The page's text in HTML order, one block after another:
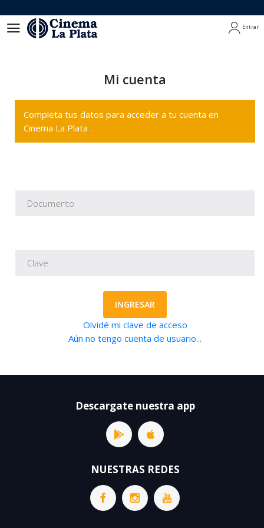
Entrar
Mi cuenta
Completa tus datos para acceder a tu cuenta en
Cinema La Plata .
INGRESAR
Olvidé mi clave de acceso
Aún no tengo cuenta de usuario...
Descargate nuestra app
NUESTRAS REDES